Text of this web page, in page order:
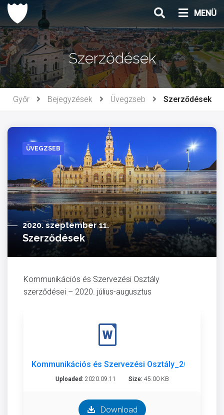
Ugrás
tartalomhoz
MENÜ
Szerződések
Győr Bejegyzések Üvegzseb Szerződések
ÜVEGZSEB
2020. szeptember 11.
Szerződések
Kommunikációs és Szervezési Osztály
szerződései – 2020. július-augusztus
Kommunikációs és Szervezési
Uploaded: 2020.09.11 Size: 45.00 KB
Download